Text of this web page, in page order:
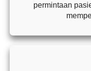
permintaan